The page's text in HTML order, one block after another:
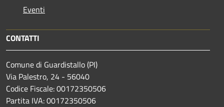
Eventi
CONTATTI
Comune di Guardistallo (PI)
Via Palestro, 24 - 56040
Codice Fiscale: 00172350506
Partita IVA: 00172350506